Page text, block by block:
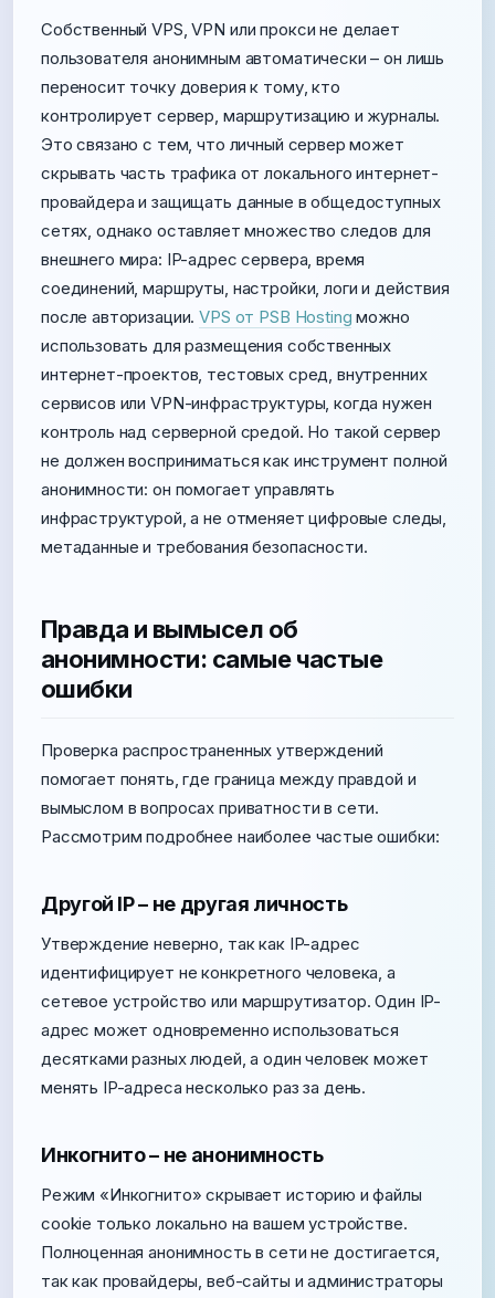
Собственный VPS, VPN или прокси не делает
пользователя анонимным автоматически – он лишь
переносит точку доверия к тому, кто
контролирует сервер, маршрутизацию и журналы.
Это связано с тем, что личный сервер может
скрывать часть трафика от локального интернет-
провайдера и защищать данные в общедоступных
сетях, однако оставляет множество следов для
внешнего мира: IP-адрес сервера, время
соединений, маршруты, настройки, логи и действия
после авторизации.VPS от PSB Hosting можно
использовать для размещения собственных
интернет-проектов, тестовых сред, внутренних
сервисов или VPN-инфраструктуры, когда нужен
контроль над серверной средой. Но такой сервер
не должен восприниматься как инструмент полной
анонимности: он помогает управлять
инфраструктурой, а не отменяет цифровые следы,
метаданные и требования безопасности.
Правда и вымысел об
анонимности: самые частые
ошибки
Проверка распространенных утверждений
помогает понять, где граница между правдой и
вымыслом в вопросах приватности в сети.
Рассмотрим подробнее наиболее частые ошибки:
Другой IP – не другая личность
Утверждение неверно, так как IP-адрес
идентифицирует не конкретного человека, а
сетевое устройство или маршрутизатор. Один IP-
адрес может одновременно использоваться
десятками разных людей, а один человек может
менять IP-адреса несколько раз за день.
Инкогнито – не анонимность
Режим «Инкогнито» скрывает историю и файлы
cookie только локально на вашем устройстве.
Полноценная анонимность в сети не достигается,
так как провайдеры, веб-сайты и администраторы